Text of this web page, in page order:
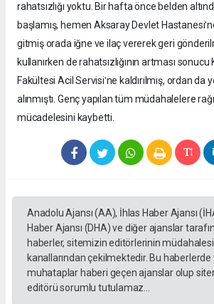
rahatsızlığı yoktu. Bir hafta önce belden
başlamış, hemen Aksaray Devlet
gitmiş orada iğne ve ilaç vererek geri
kullanırken de rahatsızlığının artması
Fakültesi Acil Servisiʹne kaldırılmış, ordan da
alınmıştı. Genç yapılan tüm müdahalelere
mücadelesini kaybetti.
Anadolu Ajansı (AA), İhlas Haber Ajansı
Haber Ajansı (DHA) ve diğer ajanslar
haberler, sitemizin editörlerinin
kanallarından çekilmektedir. Bu
muhataplar haberi geçen ajanslar olup
editörü sorumlu tutulamaz...